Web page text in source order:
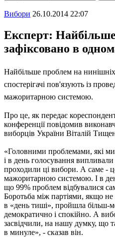
Вибори 26.10.2014 22:07
Експерт:
зафіксовано в
Найбільше проблем на
спостерігачі пов'язують із
мажоритарною системою.
Про це, як передає
конференції повідомив
виборців України Віталій
«Головними проблемами, які ми
і в день голосування випливали
проходили ці вибори. А саме -
мажоритарною системою. І в
що 99% проблем відбувалися
Боротьба між партіями, якщо
в «день тиші», пройшла більш-
демократично і спокійно. А
засвідчили, на нашу думку, що
в минуле», - сказав він.